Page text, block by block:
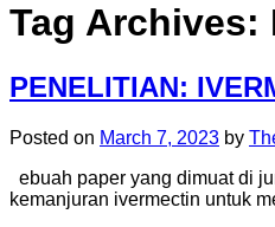
Tag Archives:
PENELITIAN:
Posted on March 7, 2023 by
ebuah paper yang dimuat di
kemanjuran ivermectin untuk